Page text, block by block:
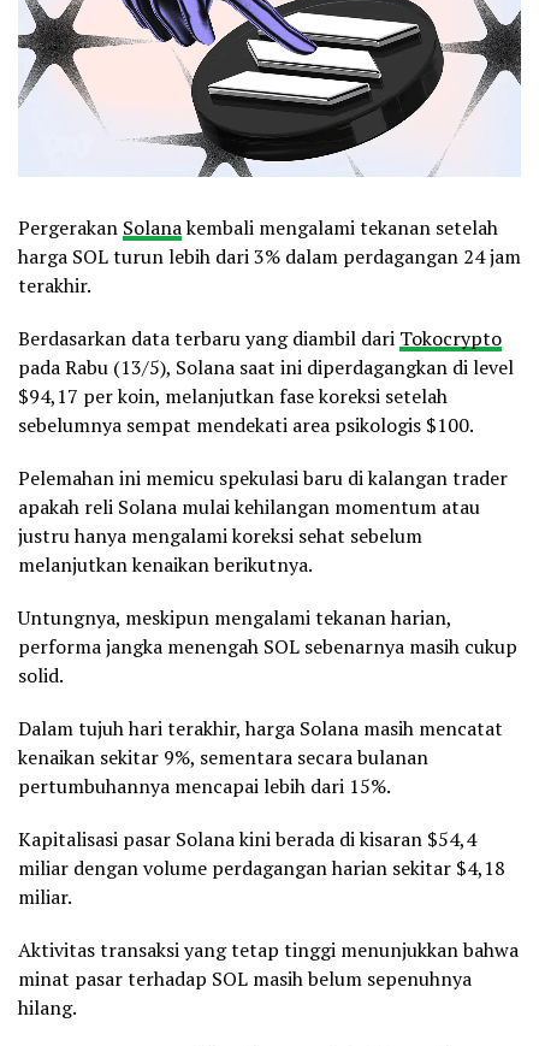
Pergerakan Solanakembali mengalami tekanan setelah
harga SOL turun lebih dari 3% dalam perdagangan 24 jam
terakhir.
Berdasarkan data terbaru yang diambil dari Tokocrypto
pada Rabu (13/5), Solana saat ini diperdagangkan di level
$94,17 per koin, melanjutkan fase koreksi setelah
sebelumnya sempat mendekati area psikologis $100.
Pelemahan ini memicu spekulasi baru di kalangan trader
apakah reli Solana mulai kehilangan momentum atau
justru hanya mengalami koreksi sehat sebelum
melanjutkan kenaikan berikutnya.
Untungnya, meskipun mengalami tekanan harian,
performa jangka menengah SOL sebenarnya masih cukup
solid.
Dalam tujuh hari terakhir, harga Solana masih mencatat
kenaikan sekitar 9%, sementara secara bulanan
pertumbuhannya mencapai lebih dari 15%.
Kapitalisasi pasar Solana kini berada di kisaran $54,4
miliar dengan volume perdagangan harian sekitar $4,18
miliar.
Aktivitas transaksi yang tetap tinggi menunjukkan bahwa
minat pasar terhadap SOL masih belum sepenuhnya
hilang.